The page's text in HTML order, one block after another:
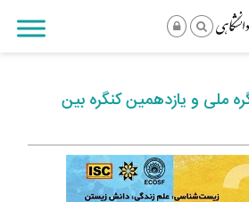
ملی و یازدهمین کنگره بین